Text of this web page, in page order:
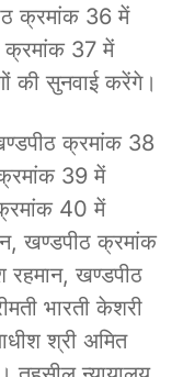
क्रमांक 36 में
क्रमांक 37 में
की सुनवाई करेंगे।
क्रमांक 38
क्रमांक 39 में
क्रमांक 40 में
खण्डपीठ क्रमांक
रहमान, खण्डपीठ
भारती केशरी
श्री अमित